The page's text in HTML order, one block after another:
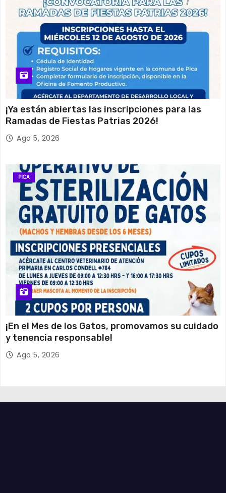
¡Ya están abiertas las inscripciones para las
Ramadas de Fiestas Patrias 2026!
Ago 5, 2026
PICA
¡En el Mes de los Gatos, promovamos su cuidado
y tenencia responsable!
Ago 5, 2026